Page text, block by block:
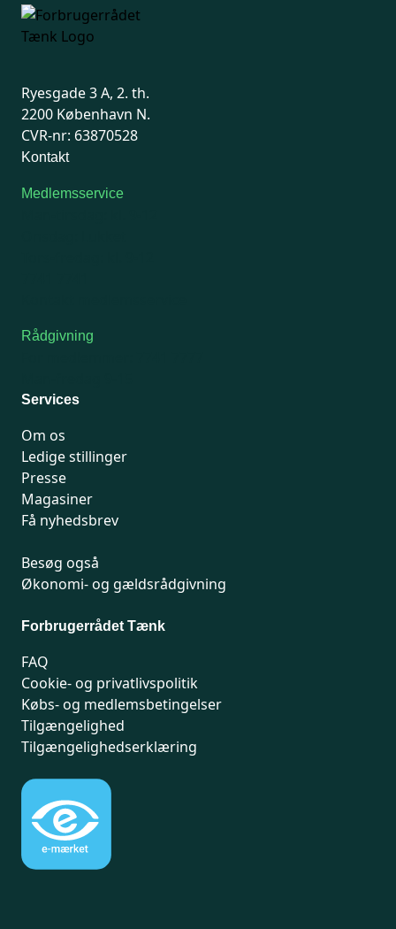
Ryesgade 3 A, 2. th.
2200 København N.
CVR-nr: 63870528
Kontakt
Medlemsservice
Rådgivning
Services
Om os
Ledige stillinger
Presse
Magasiner
Få nyhedsbrev
Besøg også
Økonomi- og gældsrådgivning
Forbrugerrådet Tænk
FAQ
Cookie- og privatlivspolitik
Købs- og medlemsbetingelser
Tilgængelighed
Tilgængelighedserklæring